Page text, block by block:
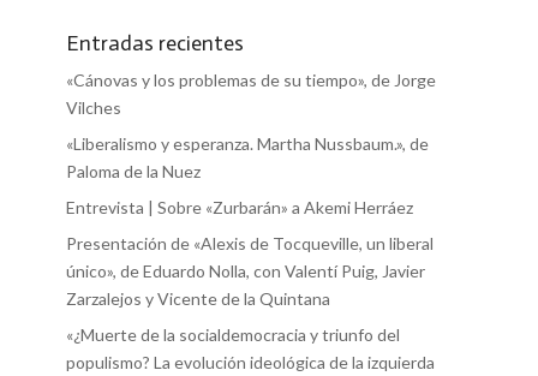
Entradas recientes
«Cánovas y los problemas de su tiempo», de Jorge
Vilches
«Liberalismo y esperanza. Martha Nussbaum.», de
Paloma de la Nuez
Entrevista | Sobre «Zurbarán» a Akemi Herráez
Presentación de «Alexis de Tocqueville, un liberal
único», de Eduardo Nolla, con Valentí Puig, Javier
Zarzalejos y Vicente de la Quintana
«¿Muerte de la socialdemocracia y triunfo del
populismo? La evolución ideológica de la izquierda